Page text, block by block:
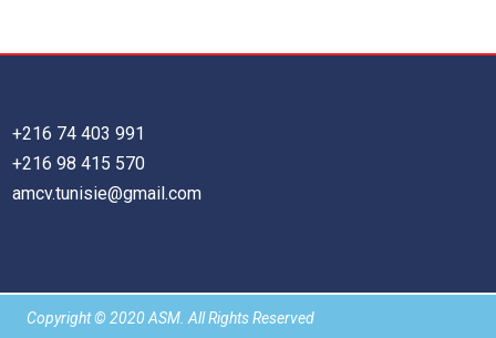
+216 74 403 991
+216 98 415 570
amcv.tunisie@gmail.com
Copyright © 2020ASM. All Rights Reserved